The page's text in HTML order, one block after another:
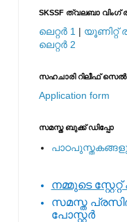
SKSSF ത്വലബാ
ലെറ്റര്‍ 1 | യൂണിറ്റ്
ലെറ്റര്‍ 2
സഹചാരി റിലീഫ് സെല്‍
Application form
സമസ്ത ബുക്ക് ഡിപ്പോ
നമ്മുടെ സ്റ്റേറ്റ്
സമസ്ത
പോസ്റ്റര്‍